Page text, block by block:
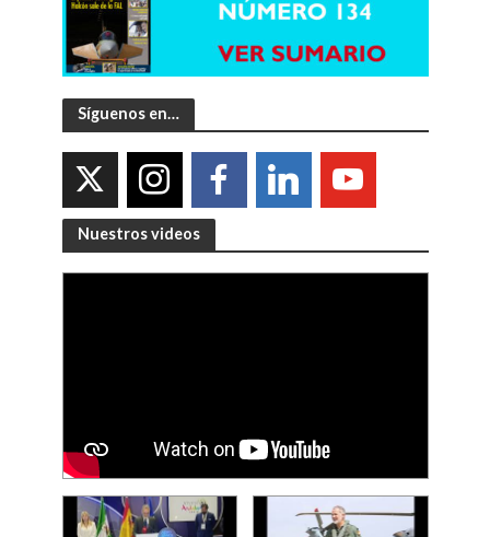
Síguenos en…
Nuestros videos